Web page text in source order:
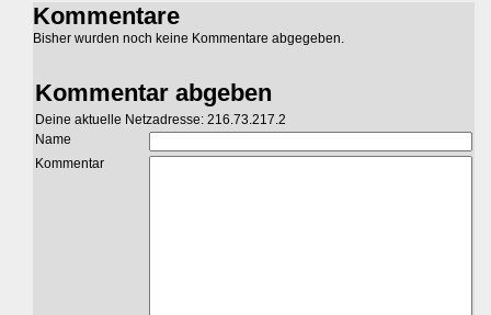
Kommentare
Bisher wurden noch keine Kommentare abgegeben.
Kommentar abgeben
Deine aktuelle Netzadresse: 216.73.217.2
Name
Kommentar